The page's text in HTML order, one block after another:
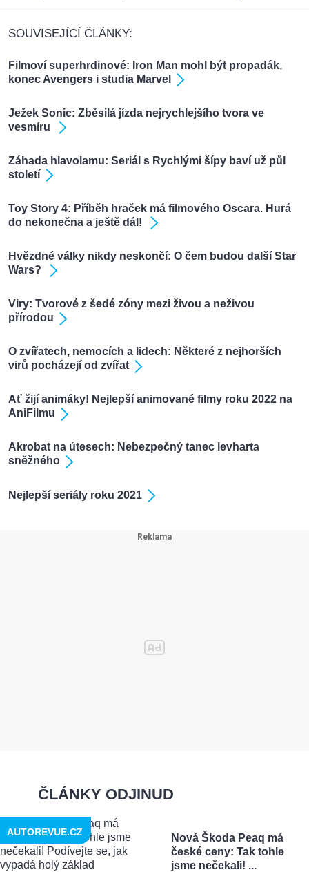
SOUVISEJÍCÍ ČLÁNKY:
Filmoví superhrdinové: Iron Man mohl být propadák,
konec Avengers i studia Marvel
Ježek Sonic: Zběsilá jízda nejrychlejšího tvora ve
vesmíru
Záhada hlavolamu: Seriál s Rychlými šípy baví už půl
století
Toy Story 4: Příběh hraček má filmového Oscara. Hurá
do nekonečna a ještě dál!
Hvězdné války nikdy neskončí: O čem budou další Star
Wars?
Viry: Tvorové z šedé zóny mezi živou a neživou
přírodou
O zvířatech, nemocích a lidech: Některé z nejhorších
virů pocházejí od zvířat
Ať žijí animáky! Nejlepší animované filmy roku 2022 na
AniFilmu
Akrobat na útesech: Nebezpečný tanec levharta
sněžného
Nejlepší seriály roku 2021
ČLÁNKY ODJINUD
Nová Škoda Peaq má
české ceny: Tak tohle
jsme nečekali! ...
AUTOREVUE.CZ